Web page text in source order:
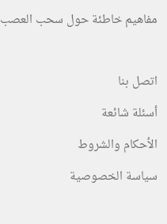
مفاهيم خاطئة حول سحب العصب
اتصل بنا
أسئلة شائعة
الأحكام والشروط
سياسة الخصوصية